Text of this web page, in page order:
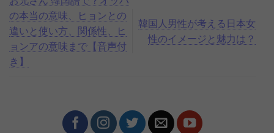
の本当の意味、ヒョンとの
違いと使い方、関係性、ヒ
ョンアの意味まで【音声付
き】
韓国人男性が考える日本女
性のイメージと魅力は？